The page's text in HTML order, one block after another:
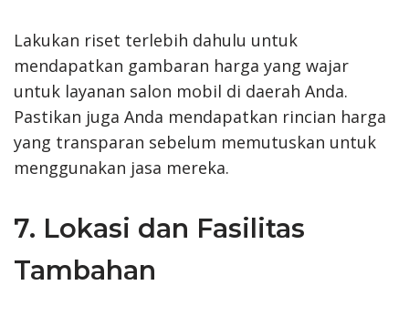
Lakukan riset terlebih dahulu untuk
mendapatkan gambaran harga yang wajar
untuk layanan salon mobil di daerah Anda.
Pastikan juga Anda mendapatkan rincian harga
yang transparan sebelum memutuskan untuk
menggunakan jasa mereka.
7. Lokasi dan Fasilitas
Tambahan